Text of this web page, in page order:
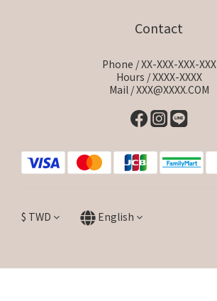
Contact
Phone / XX-XXX-XXX-XXX
Hours / XXXX-XXXX
Mail / XXX@XXXX.COM
$ TWD English